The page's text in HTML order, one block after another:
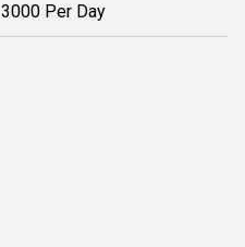
3000 Per Day